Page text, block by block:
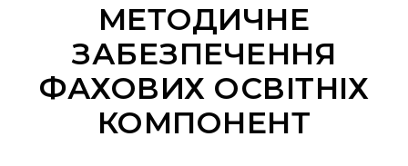
МЕТОДИЧНЕ
ЗАБЕЗПЕЧЕННЯ
ФАХОВИХ ОСВІТНІХ
КОМПОНЕНТ